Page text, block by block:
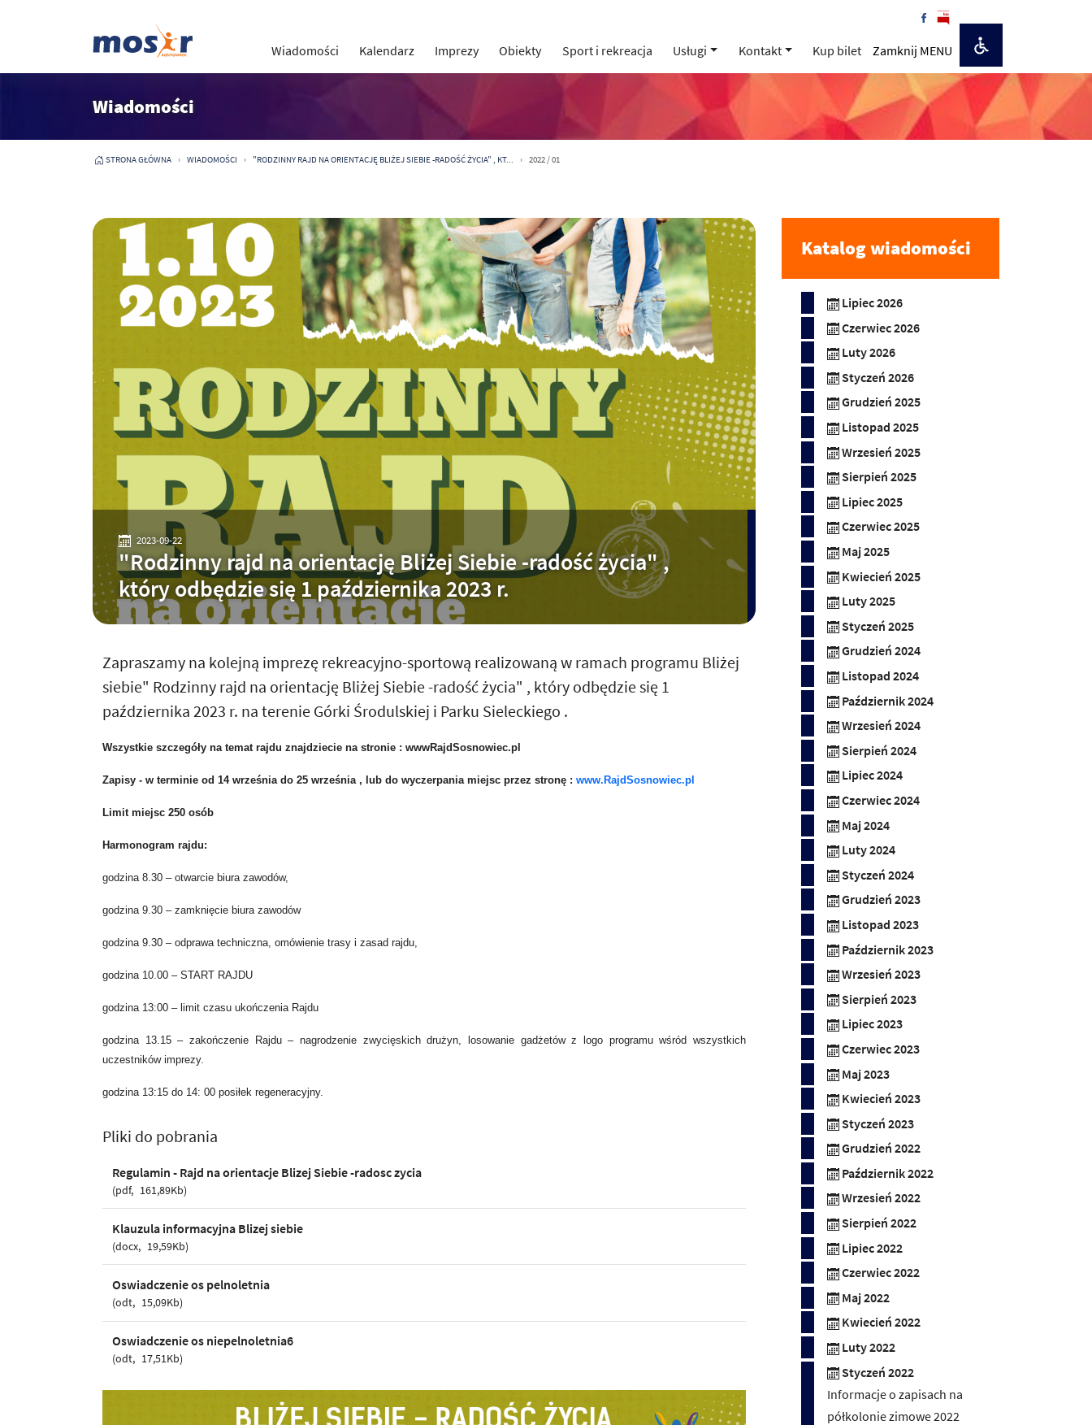
Wiadomości Kalendarz Imprezy Obiekty Sport i rekreacja Usługi Kontakt Kup bilet Zamknij MENU
Wiadomości
STRONA GŁÓWNA WIADOMOŚCI "RODZINNY RAJD NA ORIENTACJĘ BLIŻEJ SIEBIE -RADOŚĆ ŻYCIA" , KT... 2022 / 01
2023-09-22
"Rodzinny rajd na orientację Bliżej Siebie -radość życia" ,
który odbędzie się 1 października 2023 r.
Zapraszamy na kolejną imprezę rekreacyjno-sportową realizowaną w ramach programu Bliżej
siebie" Rodzinny rajd na orientację Bliżej Siebie -radość życia" , który odbędzie się 1
października 2023 r. na terenie Górki Środulskiej i Parku Sieleckiego .
Wszystkie szczegóły na temat rajdu znajdziecie na stronie : wwwRajdSosnowiec.pl
Zapisy - w terminie od 14 września do 25 września , lub do wyczerpania miejsc przez stronę : www.RajdSosnowiec.pl
Limit miejsc 250 osób
Harmonogram rajdu:
godzina 8.30 – otwarcie biura zawodów,
godzina 9.30 – zamknięcie biura zawodów
godzina 9.30 – odprawa techniczna, omówienie trasy i zasad rajdu,
godzina 10.00 – START RAJDU
godzina 13:00 – limit czasu ukończenia Rajdu
godzina 13.15 – zakończenie Rajdu – nagrodzenie zwycięskich drużyn, losowanie gadżetów z logo programu wśród wszystkich
uczestników imprezy.
godzina 13:15 do 14: 00 posiłek regeneracyjny.
Pliki do pobrania
Regulamin - Rajd na orientacje Blizej Siebie -radosc zycia
pdf 161,89Kb
Klauzula informacyjna Blizej siebie
docx 19,59Kb
Oswiadczenie os pelnoletnia
odt 15,09Kb
Oswiadczenie os niepelnoletnia6
odt 17,51Kb
Katalog wiadomości
Lipiec 2026
Czerwiec 2026
Luty 2026
Styczeń 2026
Grudzień 2025
Listopad 2025
Wrzesień 2025
Sierpień 2025
Lipiec 2025
Czerwiec 2025
Maj 2025
Kwiecień 2025
Luty 2025
Styczeń 2025
Grudzień 2024
Listopad 2024
Październik 2024
Wrzesień 2024
Sierpień 2024
Lipiec 2024
Czerwiec 2024
Maj 2024
Luty 2024
Styczeń 2024
Grudzień 2023
Listopad 2023
Październik 2023
Wrzesień 2023
Sierpień 2023
Lipiec 2023
Czerwiec 2023
Maj 2023
Kwiecień 2023
Styczeń 2023
Grudzień 2022
Październik 2022
Wrzesień 2022
Sierpień 2022
Lipiec 2022
Czerwiec 2022
Maj 2022
Kwiecień 2022
Luty 2022
Styczeń 2022
Informacje o zapisach na
półkolonie zimowe 2022